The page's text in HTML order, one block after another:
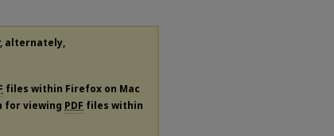
alternately,
files within Firefox on Mac
for viewing PDF files within